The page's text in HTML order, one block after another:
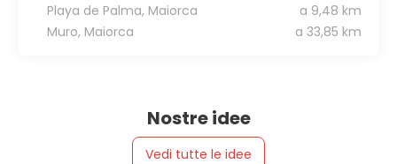
Playa de Palma, Maiorca
a 9,48 km
Muro, Maiorca
a 33,85 km
Nostre idee
Vedi tutte le idee